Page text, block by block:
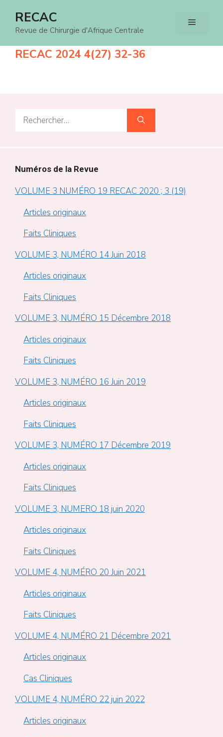
RECAC
Revue de Chirurgie d'Afrique Centrale
Menu
RECAC 2024 4(27) 32-36
Rechercher :
Numéros de la Revue
VOLUME 3 NUMÉRO 19 RECAC 2020 ; 3 (19)
Articles originaux
Faits Cliniques
VOLUME 3, NUMÉRO 14 Juin 2018
Articles originaux
Faits Cliniques
VOLUME 3, NUMÉRO 15 Décembre 2018
Articles originaux
Faits Cliniques
VOLUME 3, NUMÉRO 16 Juin 2019
Articles originaux
Faits Cliniques
VOLUME 3, NUMÉRO 17 Décembre 2019
Articles originaux
Faits Cliniques
VOLUME 3, NUMERO 18 juin 2020
Articles originaux
Faits Cliniques
VOLUME 4, NUMÉRO 20 Juin 2021
Articles originaux
Faits Cliniques
VOLUME 4, NUMÉRO 21 Décembre 2021
Articles originaux
Cas Cliniques
VOLUME 4, NUMÉRO 22 juin 2022
Articles originaux